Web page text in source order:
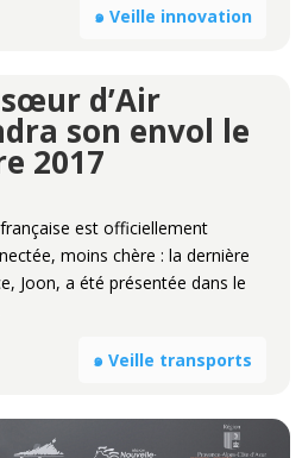
๑ Veille innovation
d’Air
son envol le
2017
est officiellement
moins chère : la dernière
Joon, a été présentée dans le
๑ Veille transports